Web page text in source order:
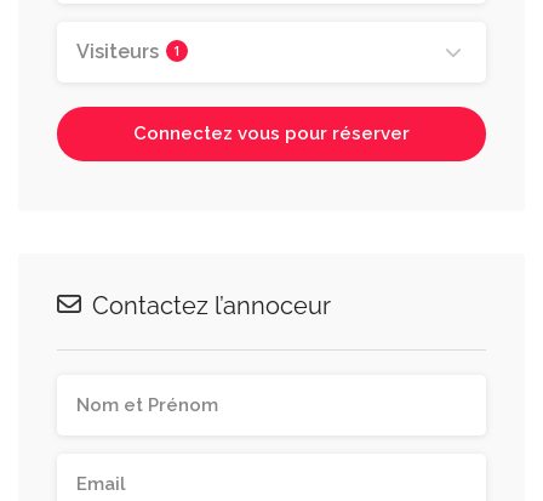
Visiteurs 1
Connectez vous pour réserver
Contactez l’annoceur